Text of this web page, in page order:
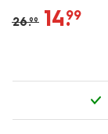
26.99 14.
99